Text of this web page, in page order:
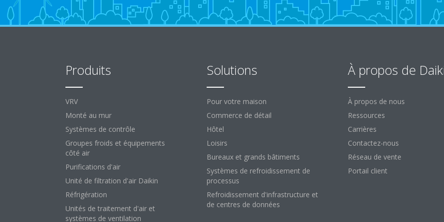
Produits
VRV
Monté au mur
Systèmes de contrôle
Groupes froids et équipements
côté air
Purifications d'air
Unité de filtration d'air Daikin
Réfrigération
Unités de traitement d'air et
systèmes de ventilation
Solutions
Pour votre maison
Commerce de détail
Hôtel
Loisirs
Bureaux et grands bâtiments
Systèmes de refroidissement de
processus
Refroidissement d'infrastructure et
de centres de données
À propos de
À propos de nous
Ressources
Carrières
Contactez-nous
Réseau de vente
Portail client